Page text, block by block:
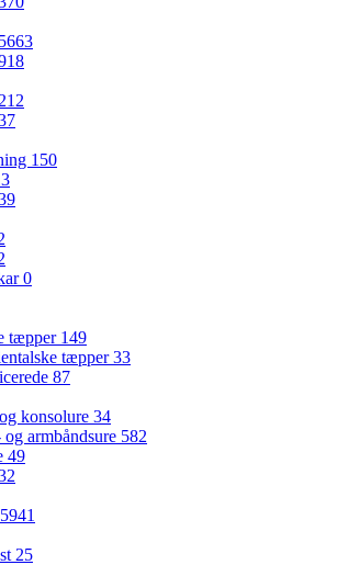
5663
212
150
0
tæpper 149
tæpper33
87
konsolure 34
armbåndsure 582
49
5941
25